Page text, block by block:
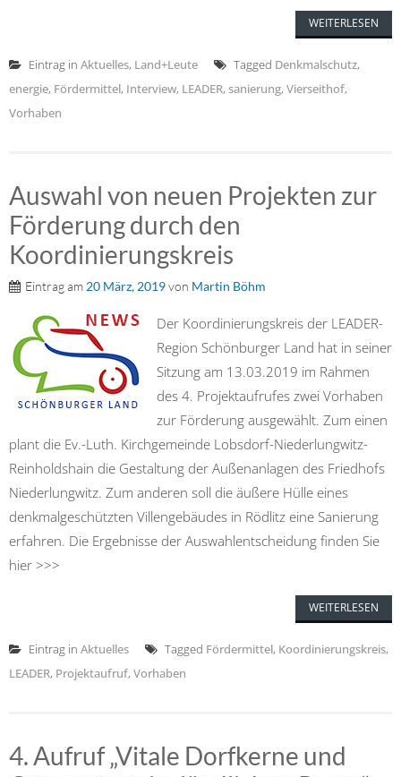
WEITERLESEN
Eintrag in Aktuelles, Land+Leute Tagged Denkmalschutz,
energie, Fördermittel, Interview, LEADER, sanierung, Vierseithof,
Vorhaben
Auswahl von neuen Projekten zur
Förderung durch den
Koordinierungskreis
Eintrag am 20 März, 2019von Martin Böhm
Der Koordinierungskreis der LEADER-
Region Schönburger Land hat in seiner
Sitzung am 13.03.2019 im Rahmen
des 4. Projektaufrufes zwei Vorhaben
zur Förderung ausgewählt. Zum einen
plant die Ev.-Luth. Kirchgemeinde Lobsdorf-Niederlungwitz-
Reinholdshain die Gestaltung der Außenanlagen des Friedhofs
Niederlungwitz. Zum anderen soll die äußere Hülle eines
denkmalgeschützten Villengebäudes in Rödlitz eine Sanierung
erfahren. Die Ergebnisse der Auswahlentscheidung finden Sie
hier >>>
WEITERLESEN
Eintrag in Aktuelles Tagged Fördermittel, Koordinierungskreis,
LEADER, Projektaufruf, Vorhaben
4. Aufruf „Vitale Dorfkerne und